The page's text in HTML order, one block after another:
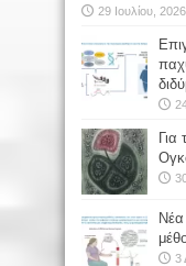
29 Ιουλίου, 2026
Για
Νέα
3